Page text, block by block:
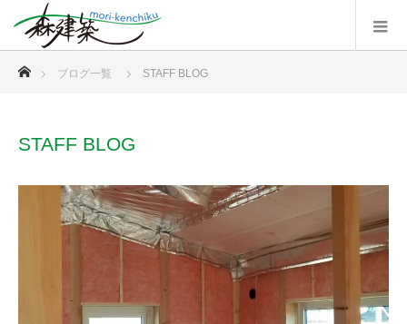
ブログ一覧 STAFF BLOG
STAFF BLOG